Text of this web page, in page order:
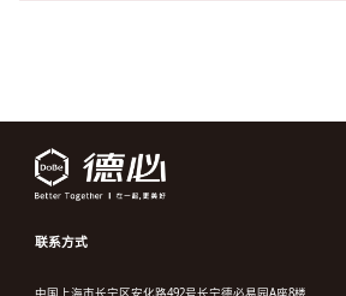
联系方式
中国上海市长宁区安化路492号长宁德必易园A座8楼